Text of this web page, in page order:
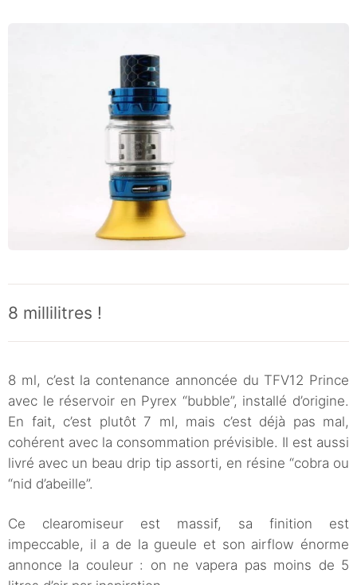
8 millilitres !
8 ml, c’est la contenance annoncée du TFV12 Prince
avec le réservoir en Pyrex “bubble”, installé d’origine.
En fait, c’est plutôt 7 ml, mais c’est déjà pas mal,
cohérent avec la consommation prévisible. Il est aussi
livré avec un beau drip tip assorti, en résine “cobra ou
“nid d’abeille”.
Ce clearomiseur est massif, sa finition est
impeccable, il a de la gueule et son airflow énorme
annonce la couleur : on ne vapera pas moins de 5